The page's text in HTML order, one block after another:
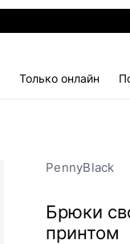
Только онлайн
PennyBlack
Брюки
принтом